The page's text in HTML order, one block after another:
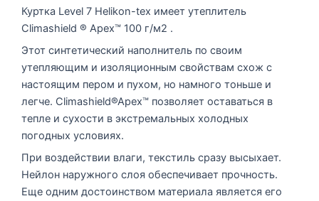
Куртка Level 7 Helikon-tex имеет утеплитель
Climashield ® Apex™ 100 г/м2 .
Этот синтетический наполнитель по своим
утепляющим и изоляционным свойствам схож с
настоящим пером и пухом, но намного тоньше и
легче. Climashield®Apex™ позволяет оставаться в
тепле и сухости в экстремальных холодных
погодных условиях.
При воздействии влаги, текстиль сразу высыхает.
Нейлон наружного слоя обеспечивает прочность.
Еще одним достоинством материала является его